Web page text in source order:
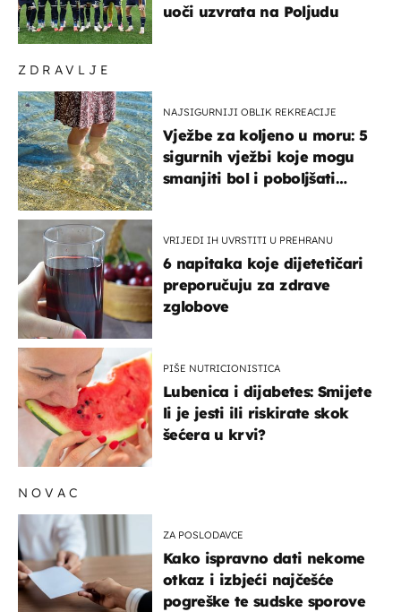
ZDRAVLJE
NAJSIGURNIJI OBLIK REKREACIJE
Vježbe za koljeno u moru: 5
sigurnih vježbi koje mogu
smanjiti bol i poboljšati
VRIJEDI IH UVRSTITI U PREHRANU
6 napitaka koje dijetetičari
preporučuju za zdrave
zglobove
PIŠE NUTRICIONISTICA
Lubenica i dijabetes: Smijete
li je jesti ili riskirate skok
šećera u krvi?
uoči uzvrata na Poljudu
NOVAC
ZA POSLODAVCE
Kako ispravno dati nekome
otkaz i izbjeći najčešće
pogreške te sudske sporove